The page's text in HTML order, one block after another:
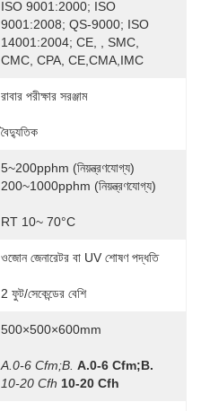
ISO 9001:2000; ISO
9001:2008; QS-9000; ISO
14001:2004; CE, , SMC,
CMC, CPA, CE,CMA,IMC
রাবার পরীক্ষার সরঞ্জাম
বৈদ্যুতিক
5~200pphm (নিয়ন্ত্রণযোগ্য)
200~1000pphm (নিয়ন্ত্রণযোগ্য)
RT 10~ 70°C
ওজোন জেনারেটর বা UV শোষণ পদ্ধতি
2 ফুট/সেকেন্ডের বেশি
500×500×600mm
A.0-6 Cfm;B. A.0-6 Cfm;B.
10-20 Cfh 10-20 Cfh